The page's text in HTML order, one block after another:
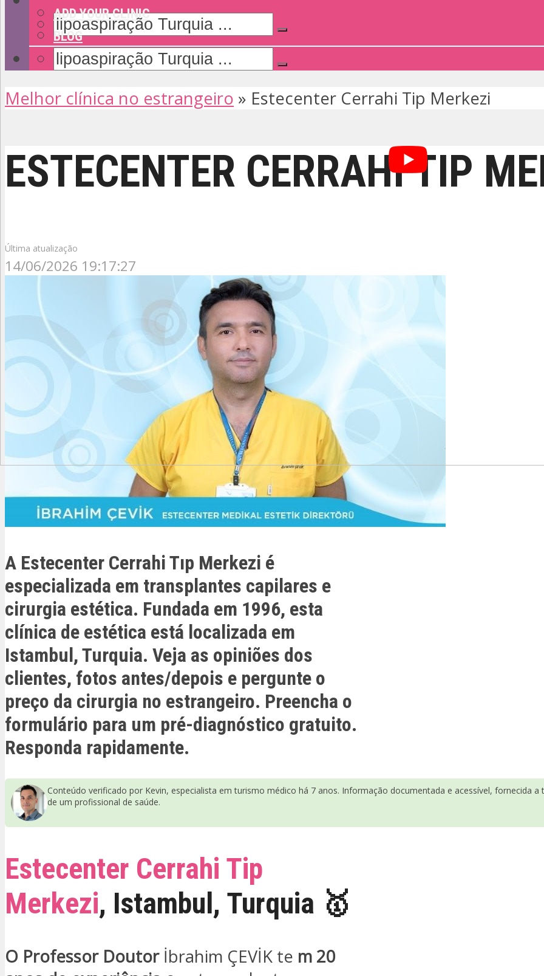
ADD YOUR CLINIC
BLOG
Melhor clínica no estrangeiro » Estecenter Cerrahi Tip Merkezi
ESTECENTER CERRAHI TIP
Última atualização
14/06/2026 19:17:27
A Estecenter Cerrahi Tıp Merkezi é
especializada em transplantes capilares e
cirurgia estética. Fundada em 1996, esta
clínica de estética está localizada em
Istambul, Turquia. Veja as opiniões dos
clientes, fotos antes/depois e pergunte o
preço da cirurgia no estrangeiro. Preencha o
formulário para um pré-diagnóstico gratuito.
Responda rapidamente.
Conteúdo verificado por Kevin, especialista em turismo médico há 7 anos. Informação documentada e acessível, fornecida
de um profissional de saúde.
Estecenter Cerrahi Tip
Merkezi, Istambul, Turquia 🥇
O Professor Doutorİbrahim ÇEVİK te m 20